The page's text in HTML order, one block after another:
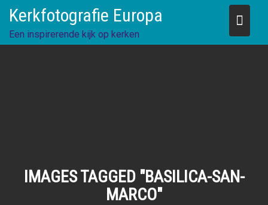
content
Kerkfotografie Europa
Een inspirerende kijk op kerken
IMAGES TAGGED "BASILICA-SAN-
MARCO"